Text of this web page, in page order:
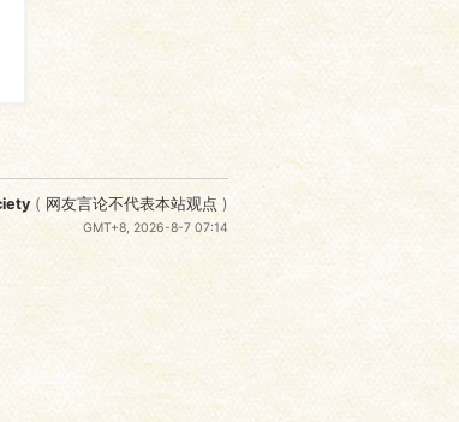
( 网友言论不代表本站观点 )
GMT+8, 2026-8-7 07:14